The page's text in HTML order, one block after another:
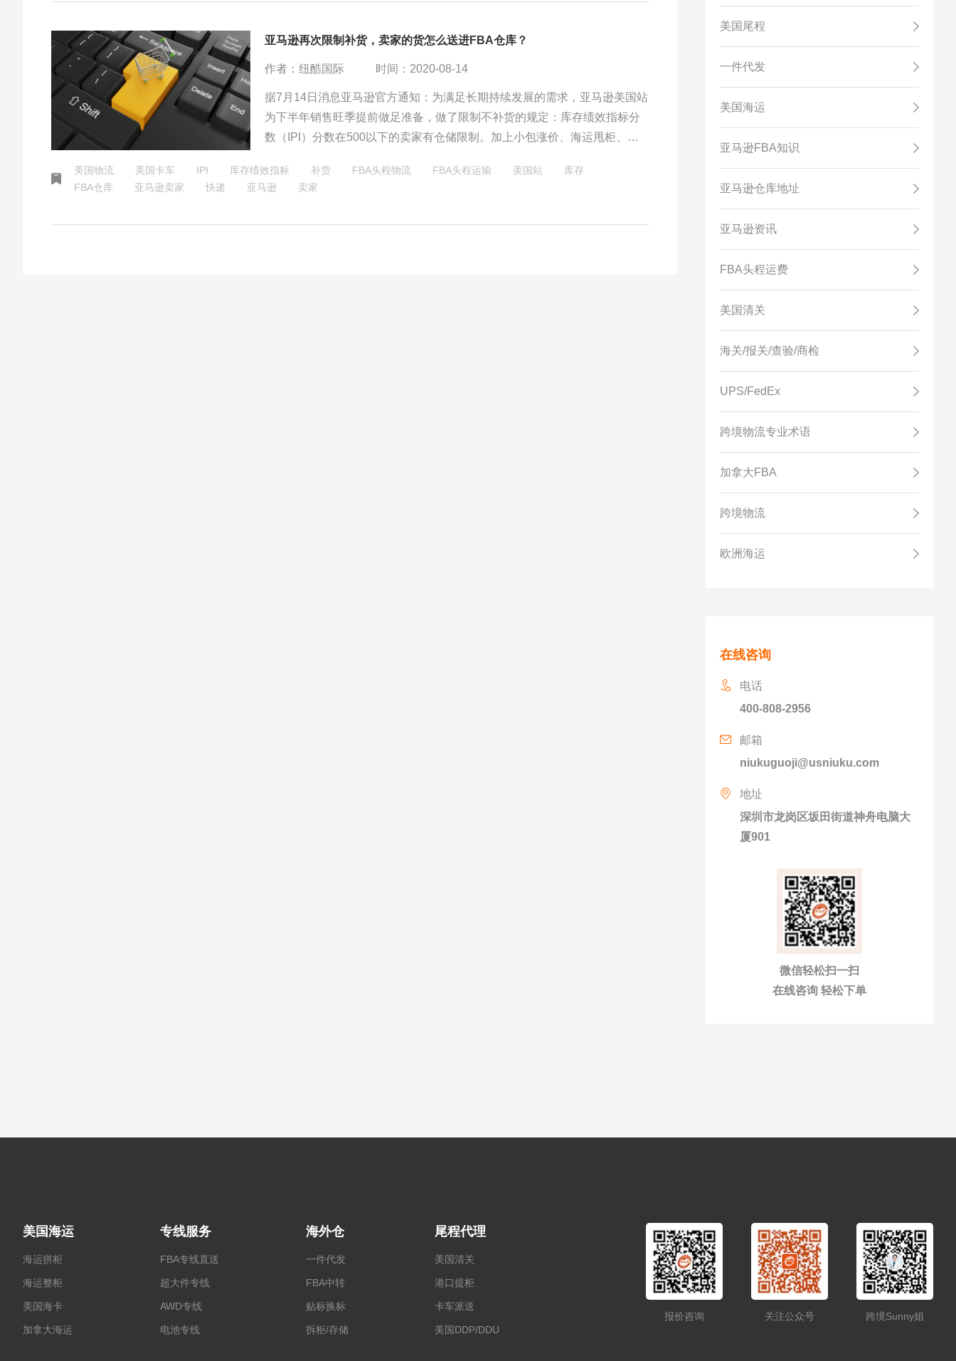
亚马逊再次限制补货，卖家的货怎么送进FBA仓库？
作者：纽酷国际 时间：2020-08-14
据7月14日消息亚马逊官方通知：为满足长期持续发展的需求，亚马逊美国站
为下半年销售旺季提前做足准备，做了限制不补货的规定：库存绩效指标分
数（IPI）分数在500以下的卖家有仓储限制。加上小包涨价、海运甩柜、快
说今年的亚马逊卖家是困难重重，各种没有遇见的问题都遇上了。内行的都
美国物流 美国卡车 IPI 库存绩效指标 补货 FBA头程物流 FBA头程运输 美国站
库存
FBA仓库
亚马逊卖家 快递 亚马逊 卖家
美国尾程
一件代发
美国海运
亚马逊FBA知识
亚马逊仓库地址
亚马逊资讯
FBA头程运费
美国清关
海关/报关/查验/商检
UPS/FedEx
跨境物流专业术语
加拿大FBA
跨境物流
欧洲海运
在线咨询
电话
400-808-2956
邮箱
niukuguoji@usniuku.com
地址
深圳市龙岗区坂田街道神舟电脑大
厦901
微信轻松扫一扫
在线咨询 轻松下单
美国海运
海运拼柜
海运整柜
美国海卡
加拿大海运
专线服务
FBA专线直送
超大件专线
AWD专线
电池专线
海外仓
一件代发
FBA中转
贴标换标
拆柜/存储
尾程代理
美国清关
港口提柜
卡车派送
美国DDP/DDU
报价咨询 关注公众号 跨境Sunny姐